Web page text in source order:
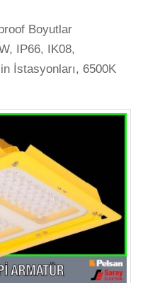
Boyutlar
IP66, IK08,
İstasyonları, 6500K